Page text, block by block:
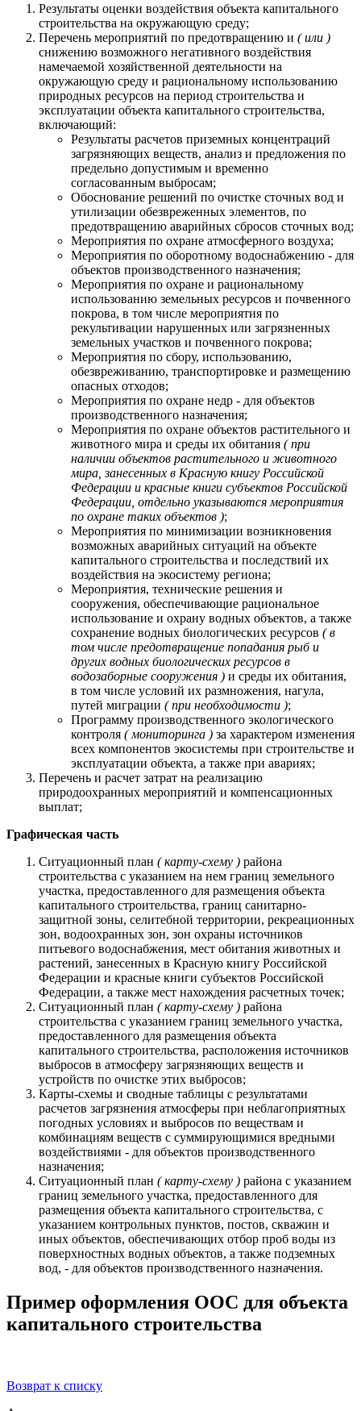
Результаты оценки воздействия объекта капитального
строительства на окружающую среду;
Перечень мероприятий по предотвращению и ( или )
снижению возможного негативного воздействия
намечаемой хозяйственной деятельности на
окружающую среду и рациональному использованию
природных ресурсов на период строительства и
эксплуатации объекта капитального строительства,
включающий:
Результаты расчетов приземных концентраций
загрязняющих веществ, анализ и предложения по
предельно допустимым и временно
согласованным выбросам;
Обоснование решений по очистке сточных вод и
утилизации обезвреженных элементов, по
предотвращению аварийных сбросов сточных вод;
Мероприятия по охране атмосферного воздуха;
Мероприятия по оборотному водоснабжению - для
объектов производственного назначения;
Мероприятия по охране и рациональному
использованию земельных ресурсов и почвенного
покрова, в том числе мероприятия по
рекультивации нарушенных или загрязненных
земельных участков и почвенного покрова;
Мероприятия по сбору, использованию,
обезвреживанию, транспортировке и размещению
опасных отходов;
Мероприятия по охране недр - для объектов
производственного назначения;
Мероприятия по охране объектов растительного и
животного мира и среды их обитания ( при
наличии объектов растительного и животного
мира, занесенных в Красную книгу Российской
Федерации и красные книги субъектов Российской
Федерации, отдельно указываются мероприятия
по охране таких объектов );
Мероприятия по минимизации возникновения
возможных аварийных ситуаций на объекте
капитального строительства и последствий их
воздействия на экосистему региона;
Мероприятия, технические решения и
сооружения, обеспечивающие рациональное
использование и охрану водных объектов, а также
сохранение водных биологических ресурсов ( в
том числе предотвращение попадания рыб и
других водных биологических ресурсов в
водозаборные сооружения ) и среды их обитания,
в том числе условий их размножения, нагула,
путей миграции ( при необходимости );
Программу производственного экологического
контроля ( мониторинга ) за характером изменения
всех компонентов экосистемы при строительстве и
эксплуатации объекта, а также при авариях;
Перечень и расчет затрат на реализацию
природоохранных мероприятий и компенсационных
выплат;
Графическая часть
Ситуационный план ( карту-схему ) района
строительства с указанием на нем границ земельного
участка, предоставленного для размещения объекта
капитального строительства, границ санитарно-
защитной зоны, селитебной территории, рекреационных
зон, водоохранных зон, зон охраны источников
питьевого водоснабжения, мест обитания животных и
растений, занесенных в Красную книгу Российской
Федерации и красные книги субъектов Российской
Федерации, а также мест нахождения расчетных точек;
Ситуационный план ( карту-схему ) района
строительства с указанием границ земельного участка,
предоставленного для размещения объекта
капитального строительства, расположения источников
выбросов в атмосферу загрязняющих веществ и
устройств по очистке этих выбросов;
Карты-схемы и сводные таблицы с результатами
расчетов загрязнения атмосферы при неблагоприятных
погодных условиях и выбросов по веществам и
комбинациям веществ с суммирующимися вредными
воздействиями - для объектов производственного
назначения;
Ситуационный план ( карту-схему ) района с указанием
границ земельного участка, предоставленного для
размещения объекта капитального строительства, с
указанием контрольных пунктов, постов, скважин и
иных объектов, обеспечивающих отбор проб воды из
поверхностных водных объектов, а также подземных
вод, - для объектов производственного назначения.
Пример оформления ООС для объекта
капитального строительства
Возврат к списку